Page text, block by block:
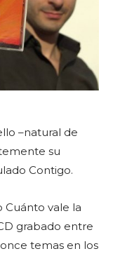
–natural de
su
Contigo.
Cuánto vale la
grabado entre
temas en los